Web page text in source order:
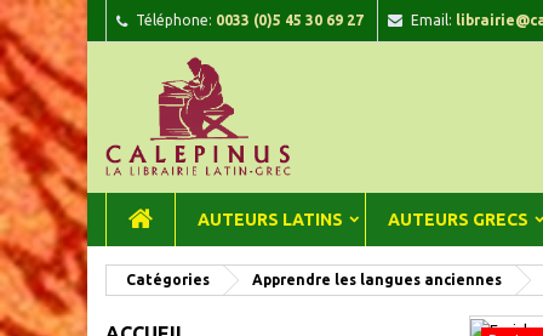
Téléphone: 0033 (0)5 45 30 69 27 Email:
AUTEURS LATINS AUTEURS GRECS
Catégories Apprendre les langues anciennes